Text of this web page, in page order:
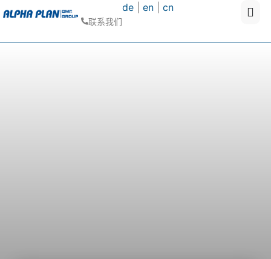
联系我们
de |en |cn